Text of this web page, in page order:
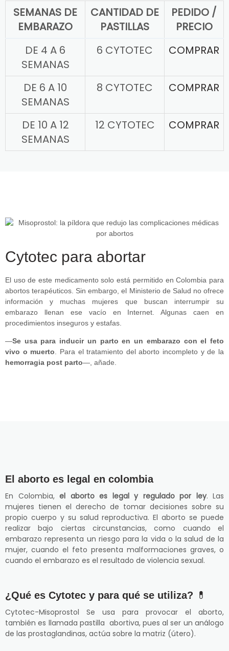
SEMANAS DE
EMBARAZO
CANTIDAD DE
PASTILLAS
PEDIDO /
PRECIO
DE 4 A 6
SEMANAS
6 CYTOTEC COMPRAR
DE 6 A 10
SEMANAS
8 CYTOTEC COMPRAR
DE 10 A 12
SEMANAS
12 CYTOTEC COMPRAR
Cytotec para abortar
El uso de este medicamento solo está permitido en Colombia para
abortos terapéuticos. Sin embargo, el Ministerio de Salud no ofrece
información y muchas mujeres que buscan interrumpir su
embarazo llenan ese vacío en Internet. Algunas caen en
procedimientos inseguros y estafas.
—Se usa para inducir un parto en un embarazo con el feto
vivo o muerto . Para el tratamiento del aborto incompleto y de la
hemorragia post parto—, añade.
El aborto es legal en colombia
En Colombia, el aborto es legal y regulado por ley. Las
mujeres tienen el derecho de tomar decisiones sobre su
propio cuerpo y su salud reproductiva. El aborto se puede
realizar bajo ciertas circunstancias, como cuando el
embarazo representa un riesgo para la vida o la salud de la
mujer, cuando el feto presenta malformaciones graves, o
cuando el embarazo es el resultado de violencia sexual.
¿Qué es Cytotec y para qué se utiliza? 💊
Cytotec-Misoprostol Se usa para provocar el aborto,
también es llamada pastilla abortiva, pues al ser un análogo
de las prostaglandinas, actúa sobre la matriz (útero).